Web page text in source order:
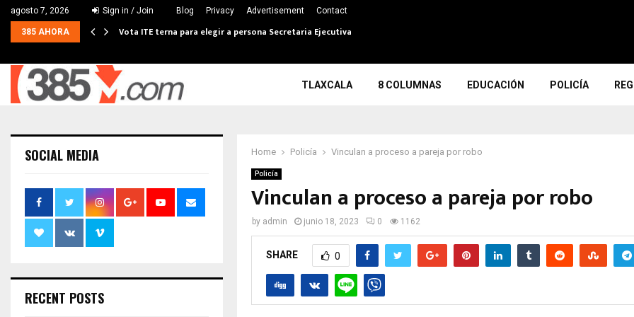
agosto 7, 2026 Sign in / Join Blog Privacy Advertisement Contact
385 AHORA Vota ITE terna para elegir a persona Secretaria Ejecutiva
TLAXCALA 8 COLUMNAS EDUCACIÓN POLICÍA
Home Policía Vinculan a proceso a pareja por robo
Policía
Vinculan a proceso a pareja por robo
by admin junio 18, 2023 0 1162
SHARE 0
SOCIAL MEDIA
RECENT POSTS